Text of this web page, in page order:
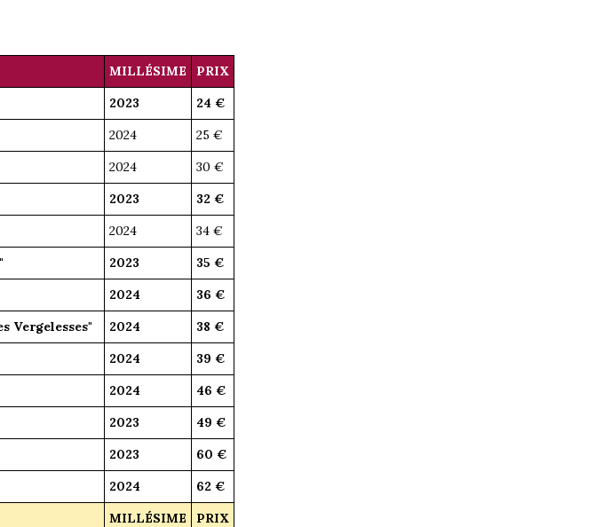
MILLÉSIME
PRIX
2023
24 €
2024
25 €
2024
30 €
2023
32 €
2024
34 €
2023
35 €
2024
36 €
Vergelesses"
2024
38 €
2024
39 €
2024
46 €
2023
49 €
2023
60 €
2024
62 €
MILLÉSIME
PRIX